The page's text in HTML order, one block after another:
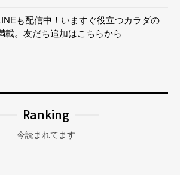
も配信中！いますぐ役立つカラダの
載。友だち追加はこちらから
Ranking
今読まれてます